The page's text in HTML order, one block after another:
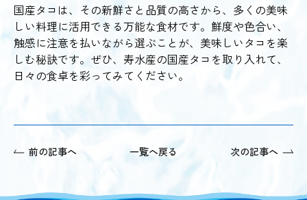
国産タコは、その新鮮さと品質の高さから、多くの美味
しい料理に活用できる万能な食材です。鮮度や色合い、
触感に注意を払いながら選ぶことが、美味しいタコを楽
しむ秘訣です。ぜひ、寿水産の国産タコを取り入れて、
日々の食卓を彩ってみてください。
前の記事へ 一覧へ戻る 次の記事へ